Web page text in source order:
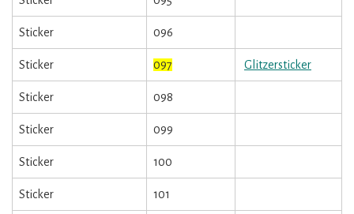
Sticker 096
Sticker 097 Glitzersticker
Sticker 098
Sticker 099
Sticker 100
Sticker 101